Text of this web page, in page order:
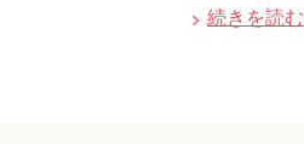
続きを読む